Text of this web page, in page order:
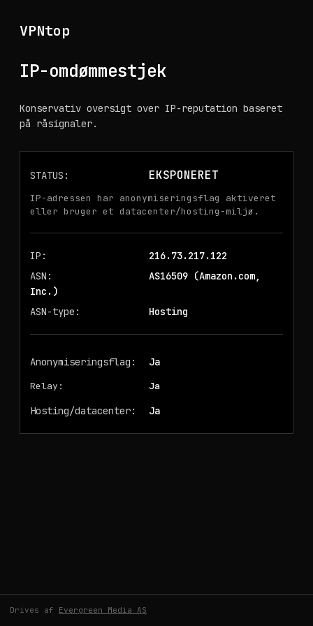
VPNtop
IP-omdømmestjek
Konservativ oversigt over IP-reputation baseret
på råsignaler.
STATUS: EKSPONERET
IP-adressen har anonymiseringsflag aktiveret
eller bruger et datacenter/hosting-miljø.
IP:
216.73.217.122
ASN:
AS16509 (Amazon.com,
Inc.)
ASN-type:
Hosting
Anonymiseringsflag: Ja
Relay : Ja
Hosting/datacenter: Ja
Drives af Evergreen Media AS